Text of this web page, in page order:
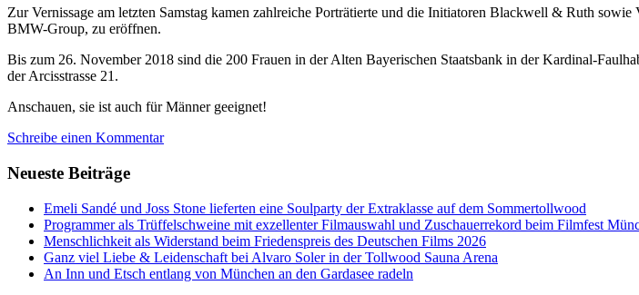
Zur Vernissage am letzten Samstag kamen zahlreiche Porträtierte und die Initiatoren Blackwell & Ruth
BMW-Group, zu eröffnen.
Bis zum 26. November 2018 sind die 200 Frauen in der Alten Bayerischen Staatsbank in der Kardinal-
der Arcisstrasse 21.
Anschauen, sie ist auch für Männer geeignet!
Schreibe einen Kommentar
Neueste Beiträge
Emeli Sandé und Joss Stone lieferten eine Soulparty der Extraklasse auf dem Sommertollwood
Programmer als Trüffelschweine mit exzellenter Filmauswahl und Zuschauerrekord beim Filmfest
Menschlichkeit als Widerstand beim Friedenspreis des Deutschen Films 2026
Ganz viel Liebe & Leidenschaft bei Alvaro Soler in der Tollwood Sauna Arena
An Inn und Etsch entlang von München an den Gardasee radeln